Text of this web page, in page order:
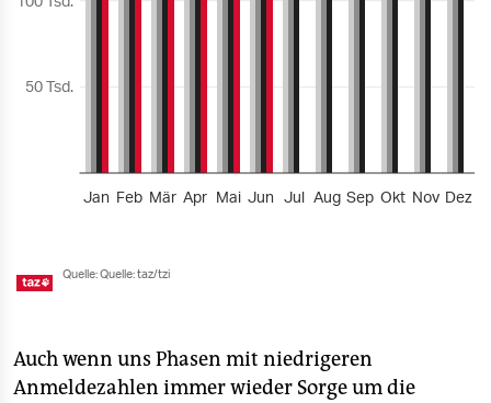
Auch wenn uns Phasen mit niedrigeren
Anmeldezahlen immer wieder Sorge um die